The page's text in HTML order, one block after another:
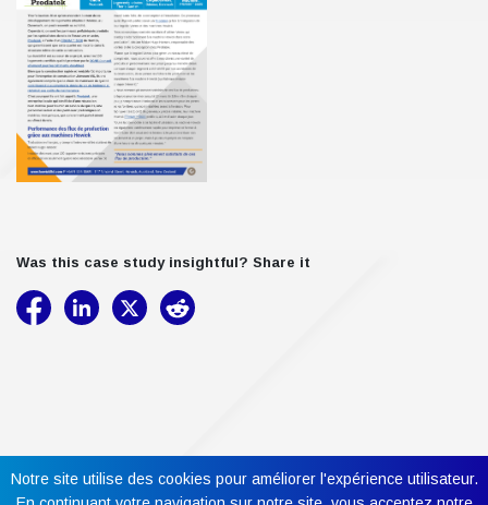
Was this case study insightful? Share it
Notre site utilise des cookies pour améliorer l'expérience utilisateur.